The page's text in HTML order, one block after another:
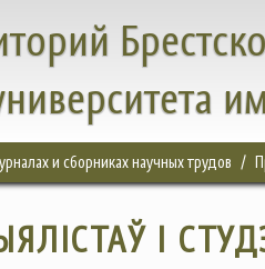
и сборниках научных трудов
І